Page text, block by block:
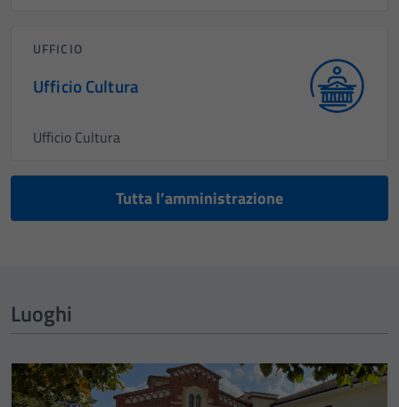
UFFICIO
Ufficio Cultura
Ufficio Cultura
Tutta l’amministrazione
Luoghi